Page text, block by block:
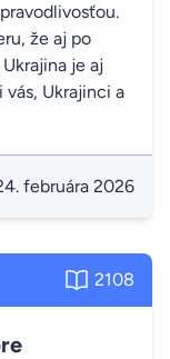
že aj po
je aj
Ukrajinci a
februára 2026
2108